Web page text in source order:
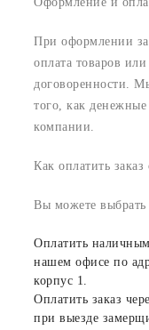
При оформлении
оплата товаров
договоренности.
того, как денежные
компании.
Как оплатить
Вы можете выбрать
Оплатить
нашем офисе по
корпус 1.
Оплатить заказ
при выезде